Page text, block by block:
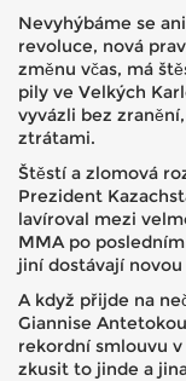
Nevyhýbáme se
revoluce, nová
změnu včas, má
pily ve Velkých
vyvázli bez
ztrátami.
Štěstí a zlomová
Prezident
lavíroval mezi
MMA po
jiní dostávají novou
A když přijde na
Giannise
rekordní smlouvu v
zkusit to jinde a